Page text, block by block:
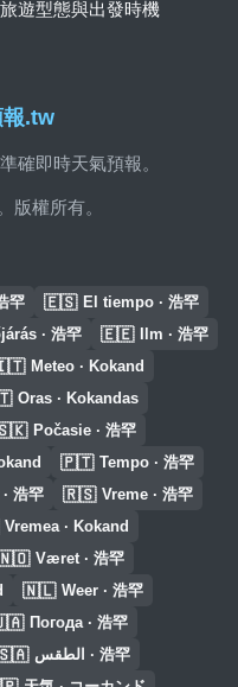
報.tw
確即時天氣預報。
版權所有。
遊型態與出發時機
罕 🇪🇸 El tiempo · 浩罕
· 浩罕 🇪🇪 Ilm · 浩罕
Meteo · Kokand
Oras · Kokandas
Počasie · 浩罕
🇵🇹 Tempo · 浩罕
浩罕 🇷🇸 Vreme · 浩罕
Vremea · Kokand
Været · 浩罕
🇳🇱 Weer · 浩罕
Погода · 浩罕
الطقس · 浩罕